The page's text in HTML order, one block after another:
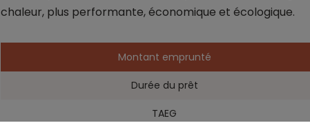
chaleur, plus performante, économique et écologique.
Montant emprunté
Durée du prêt
TAEG